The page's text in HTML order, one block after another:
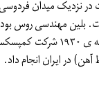
بلین مهندسی روس
کمپسکس کار می کرد.